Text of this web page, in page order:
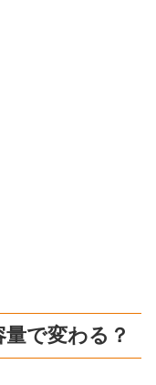
で変わる？